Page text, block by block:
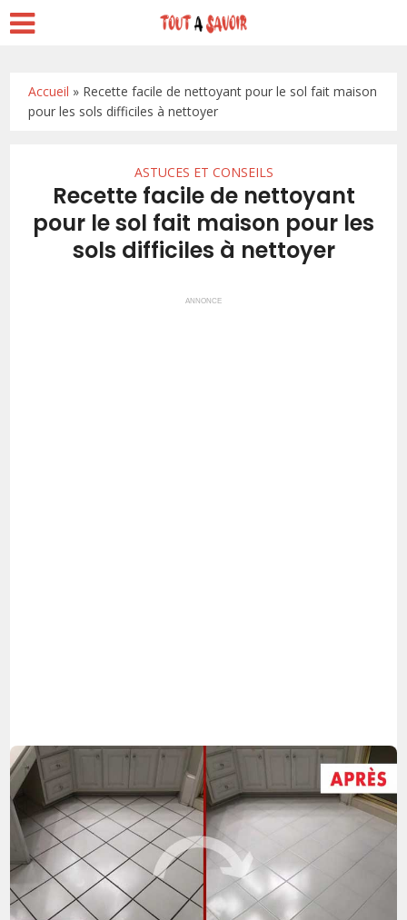
Accueil » Recette facile de nettoyant pour le sol fait maison
pour les sols difficiles à nettoyer
ASTUCES ET CONSEILS
Recette facile de nettoyant
pour le sol fait maison pour les
sols difficiles à nettoyer
ANNONCE